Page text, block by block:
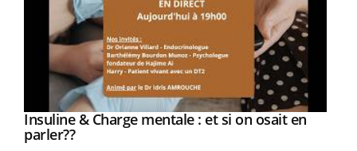
Youtube
Insuline & Charge mentale : et si on osait en
parler??Youtube
Youtube
Eczéma Chronique des Mains : se préparer
pour l’été ! Youtube